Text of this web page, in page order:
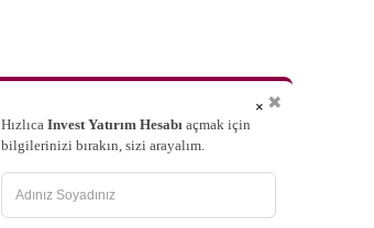
✖
Hızlıca Invest Yatırım Hesabıaçmak için
bilgilerinizi bırakın, sizi arayalım.
×